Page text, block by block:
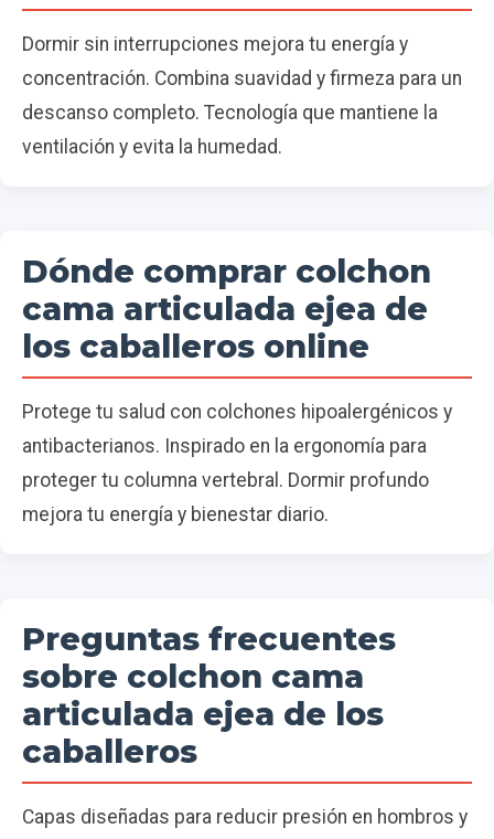
Dormir sin interrupciones mejora tu energía y
concentración. Combina suavidad y firmeza para un
descanso completo. Tecnología que mantiene la
ventilación y evita la humedad.
Dónde comprar colchon
cama articulada ejea de
los caballeros online
Protege tu salud con colchones hipoalergénicos y
antibacterianos. Inspirado en la ergonomía para
proteger tu columna vertebral. Dormir profundo
mejora tu energía y bienestar diario.
Preguntas frecuentes
sobre colchon cama
articulada ejea de los
caballeros
Capas diseñadas para reducir presión en hombros y